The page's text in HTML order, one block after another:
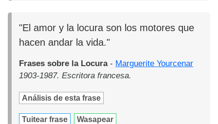
"El amor y la locura son los motores que
hacen andar la vida."
Frases sobre la Locura- Marguerite Yourcenar
1903-1987. Escritora francesa.
Análisis de esta frase
Tuitear frase Wasapear